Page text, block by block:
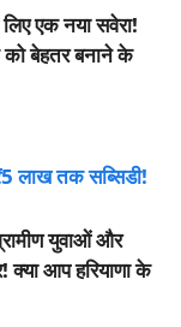
एक नया सवेरा!
को बेहतर बनाने के
लाख तक सब्सिडी!
युवाओं और
क्या आप हरियाणा के